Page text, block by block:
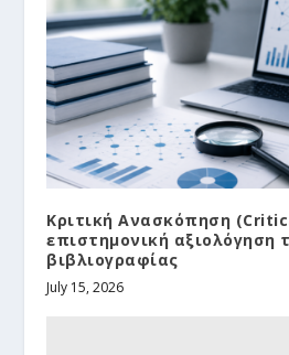
Κριτική Ανασκόπηση
επιστημονική αξιολόγηση
βιβλιογραφίας
July 15, 2026